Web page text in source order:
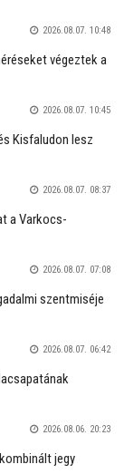
2026.08.07. 10:48
végeztek a
2026.08.07. 10:45
Kisfaludon lesz
2026.08.07. 08:37
a Varkocs-
2026.08.07. 07:08
szentmiséje
2026.08.07. 06:42
2026.08.06. 20:23
jegy